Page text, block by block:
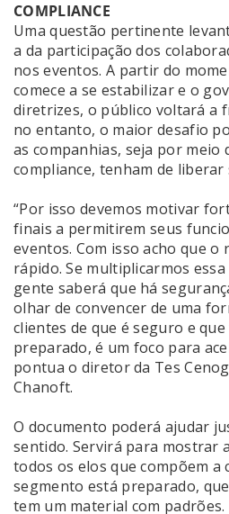
COMPLIANCE
Uma questão pertinente
a da participação dos
nos eventos. A partir do
comece a se estabilizar e o
diretrizes, o público voltará a
no entanto, o maior desafio
as companhias, seja por meio
compliance, tenham de
“Por isso devemos motivar
finais a permitirem seus
eventos. Com isso acho que o
rápido. Se multiplicarmos
gente saberá que há
olhar de convencer de uma
clientes de que é seguro e
preparado, é um foco para
pontua o diretor da Tes
Chanoft.
O documento poderá ajudar
sentido. Servirá para mostrar
todos os elos que compõem a
segmento está preparado,
tem um material com